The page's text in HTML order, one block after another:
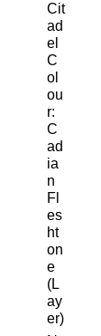
Cit
ad
el
C
ol
ou
r:
C
ad
ia
n
Fl
es
ht
on
e
(L
ay
er)